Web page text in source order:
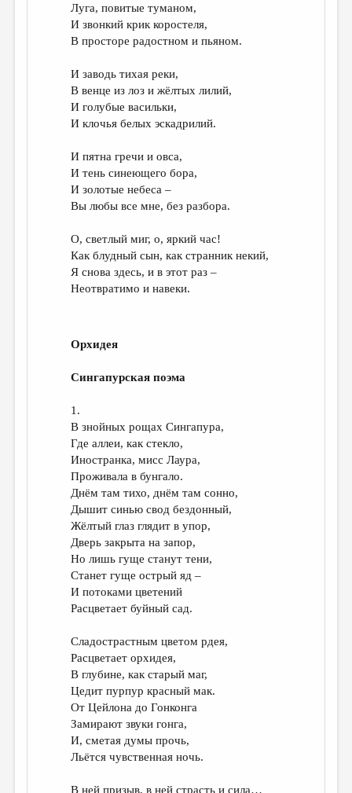
Луга, повитые туманом,
И звонкий крик коростеля,
В просторе радостном и пьяном.
И заводь тихая реки,
В венце из лоз и жёлтых лилий,
И голубые васильки,
И клочья белых эскадрилий.
И пятна гречи и овса,
И тень синеющего бора,
И золотые небеса –
Вы любы все мне, без разбора.
О, светлый миг, о, яркий час!
Как блудный сын, как странник некий,
Я снова здесь, и в этот раз –
Неотвратимо и навеки.
Орхидея
Сингапурская поэма
1.
В знойных рощах Сингапура,
Где аллеи, как стекло,
Иностранка, мисс Лаура,
Проживала в бунгало.
Днём там тихо, днём там сонно,
Дышит синью свод бездонный,
Жёлтый глаз глядит в упор,
Дверь закрыта на запор,
Но лишь гуще станут тени,
Станет гуще острый яд –
И потоками цветений
Расцветает буйный сад.
Сладострастным цветом рдея,
Расцветает орхидея,
В глубине, как старый маг,
Цедит пурпур красный мак.
От Цейлона до Гонконга
Замирают звуки гонга,
И, сметая думы прочь,
Льётся чувственная ночь.
В ней призыв, в ней страсть и сила…